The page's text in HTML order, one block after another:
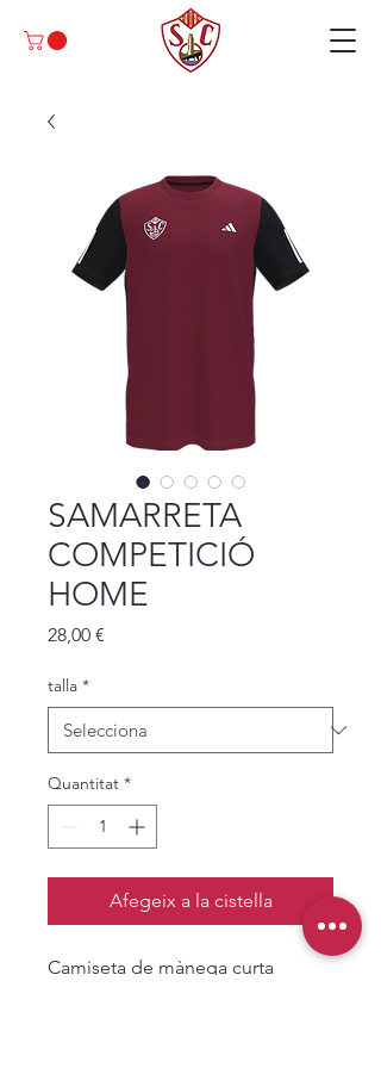
SAMARRETA
COMPETICIÓ
HOME
28,00 €
talla *
Quantitat *
Afegeix a la cistella
Camiseta de mànega curta